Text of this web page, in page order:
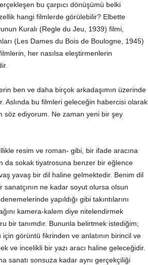
bu çarpıcı dönüşümü belki
hangi filmlerde görülebilir? Elbette
Kuralı (Regle du Jeu, 1939) filmi,
(Les Dames du Bois de Boulogne, 1945)
her nasılsa eleştirmenlerin
ben ve daha birçok arkadaşımın üzerinde
Aslında bu filmleri geleceğin habercisi olarak
söz ediyorum. Ne zaman yeni bir şey
resim ve roman- gibi, bir ifade aracına
da sokak tiyatrosuna benzer bir eğlence
yavaş bir dil haline gelmektedir. Benim dil
ne kadar soyut olursa olsun
yapıldığı gibi takıntılarını
kamera-kalem diye nitelendirmek
bir tanımdır. Bununla belirtmek istediğim;
görüntü fikrinden ve anlatının birincil ve
ve incelikli bir yazı aracı haline geleceğidir.
sanatı sonsuza kadar aynı gerçekçiliği